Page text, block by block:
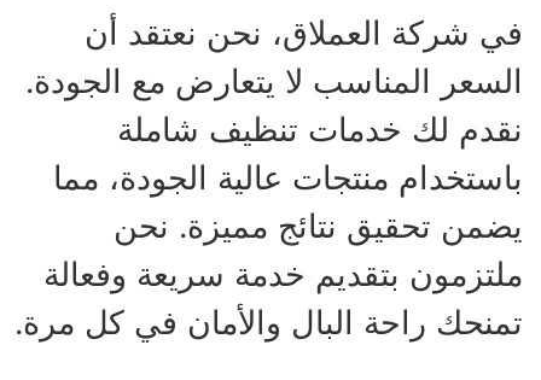
في شركة العملاق، نحن نعتقد أن
السعر المناسب لا يتعارض مع الجودة.
نقدم لك خدمات تنظيف شاملة
باستخدام منتجات عالية الجودة، مما
يضمن تحقيق نتائج مميزة. نحن
ملتزمون بتقديم خدمة سريعة وفعالة
تمنحك راحة البال والأمان في كل مرة.